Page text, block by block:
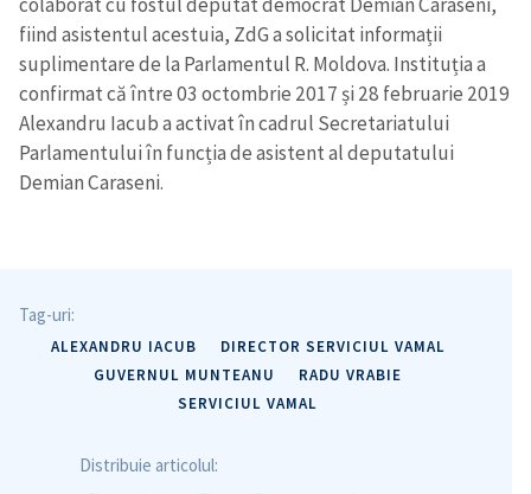
Trimite o informație
Despre ZdG
in English
fiind asistentul acestuia, ZdG a solicitat informații
suplimentare de la Parlamentul R. Moldova. Instituția a
confirmat că între 03 octombrie 2017 și 28 februarie 2019
Alexandru Iacub a activat în cadrul Secretariatului
Parlamentului în funcția de asistent al deputatului
Demian Caraseni.
Tag-uri:
ALEXANDRU IACUB
DIRECTOR SERVICIUL VAMAL
GUVERNUL MUNTEANU
RADU VRABIE
SERVICIUL VAMAL
Distribuie articolul: